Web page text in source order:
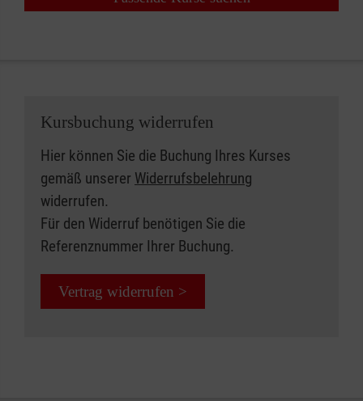
Kursbuchung widerrufen
Hier können Sie die Buchung Ihres Kurses
gemäß unserer Widerrufsbelehrung
widerrufen.
Für den Widerruf benötigen Sie die
Referenznummer Ihrer Buchung.
Vertrag widerrufen >